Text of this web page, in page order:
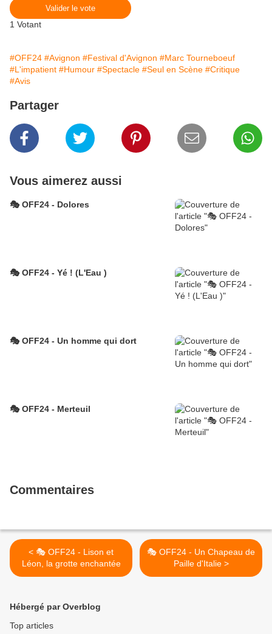
Valider le vote
1 Votant
#OFF24 #Avignon #Festival d'Avignon #Marc Tourneboeuf
#L'impatient #Humour #Spectacle #Seul en Scène #Critique
#Avis
Partager
Vous aimerez aussi
🎭 OFF24 - Dolores
🎭 OFF24 - Yé ! (L'Eau )
🎭 OFF24 - Un homme qui dort
🎭 OFF24 - Merteuil
Commentaires
< 🎭 OFF24 - Lison et
Léon, la grotte enchantée
🎭 OFF24 - Un Chapeau de
Paille d'Italie >
Hébergé par Overblog
Top articles